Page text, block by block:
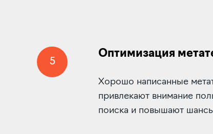
5
Оптимизация
Хорошо написанные
привлекают внимание
поиска и повышают